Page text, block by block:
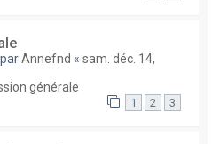
Annefnd « sam. déc. 14,
générale
1 2 3